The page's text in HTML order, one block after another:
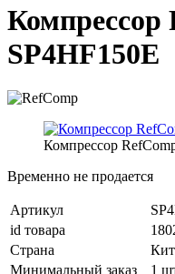
Компрессор
SP4HF150E
Компрессор
Временно не продается
Артикул
id товара
Страна
Минимальный заказ
1